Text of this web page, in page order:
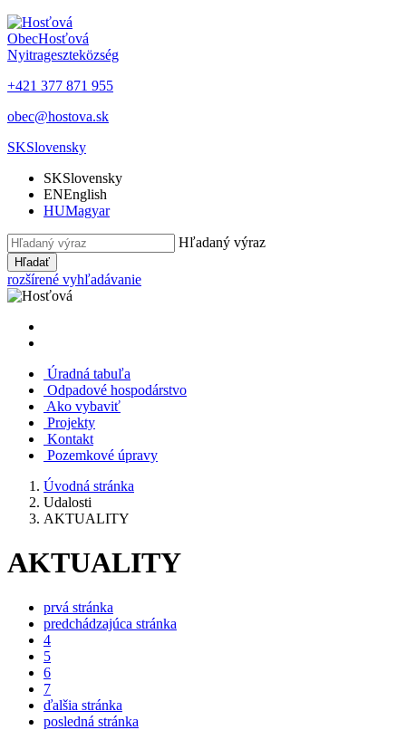
ObecHosťová
Nyitrageszteközség
+421 377 871 955
obec@hostova.sk
SKSlovensky
SKSlovensky
ENEnglish
HUMagyar
Hľadaný výraz
Hľadať
rozšírené vyhľadávanie
Úradná tabuľa
Odpadové hospodárstvo
Ako vybaviť
Projekty
Kontakt
Pozemkové úpravy
Úvodná stránka
Udalosti
AKTUALITY
AKTUALITY
prvá stránka
predchádzajúca stránka
4
5
6
7
ďalšia stránka
posledná stránka